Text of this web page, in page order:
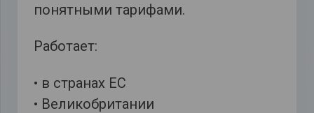
понятными тарифами.
Работает:
• в странах ЕС
• Великобритании